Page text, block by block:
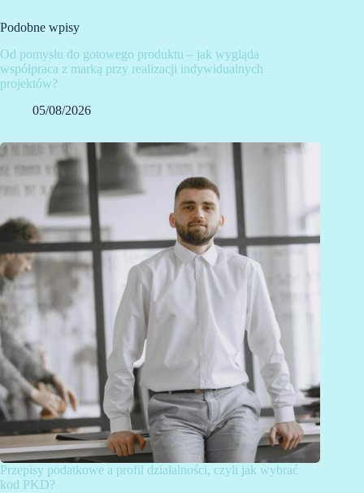
Podobne wpisy
Od pomysłu do gotowego produktu – jak wygląda
współpraca z marką przy realizacji indywidualnych
projektów?
05/08/2026
Przepisy podatkowe a profil działalności, czyli jak wybrać
kod PKD?